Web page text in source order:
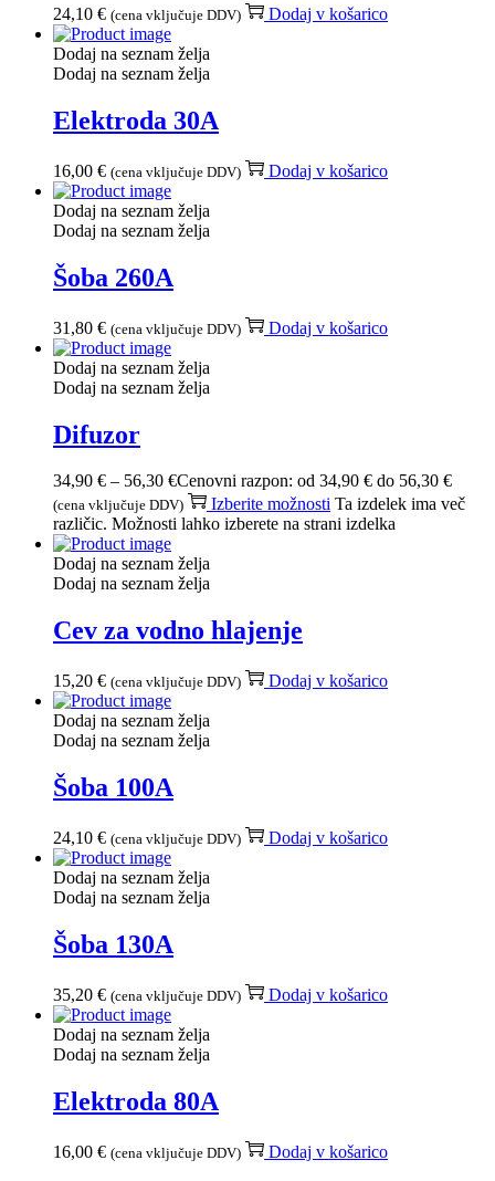
24,10 € (cena vključuje DDV) Dodaj v košarico
Dodaj na seznam želja
Dodaj na seznam želja
Elektroda 30A
16,00 € (cena vključuje DDV) Dodaj v košarico
Dodaj na seznam želja
Dodaj na seznam želja
Šoba 260A
31,80 € (cena vključuje DDV) Dodaj v košarico
Dodaj na seznam želja
Dodaj na seznam želja
Difuzor
34,90 € – 56,30 €Cenovni razpon: od 34,90 € do 56,30 €
(cena vključuje DDV) Izberite možnosti Ta izdelek ima več
različic. Možnosti lahko izberete na strani izdelka
Dodaj na seznam želja
Dodaj na seznam želja
Cev za vodno hlajenje
15,20 € (cena vključuje DDV) Dodaj v košarico
Dodaj na seznam želja
Dodaj na seznam želja
Šoba 100A
24,10 € (cena vključuje DDV) Dodaj v košarico
Dodaj na seznam želja
Dodaj na seznam želja
Šoba 130A
35,20 € (cena vključuje DDV) Dodaj v košarico
Dodaj na seznam želja
Dodaj na seznam želja
Elektroda 80A
16,00 € (cena vključuje DDV) Dodaj v košarico